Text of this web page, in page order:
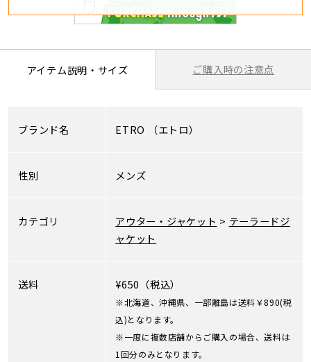
アイテム説明・サイズ ご購入時の注意点
ブランド名 ETRO （エトロ）
性別 メンズ
カテゴリ アウター・ジャケット > テーラードジ
ャケット
送料 ¥650（税込）
※北海道、沖縄県、一部離島は送料￥890(税
込)となります。
※一度に複数店舗からご購入の場合、送料は
1回分のみとなります。